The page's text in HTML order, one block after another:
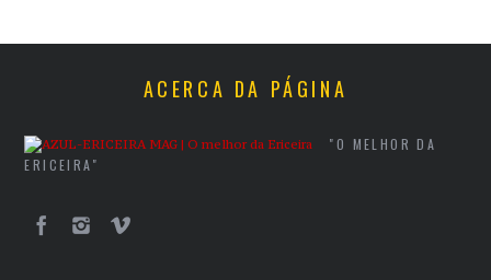
ACERCA DA PÁGINA
"O MELHOR DA
ERICEIRA"